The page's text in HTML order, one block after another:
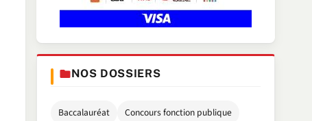
NOS DOSSIERS
Baccalauréat Concours fonction publique